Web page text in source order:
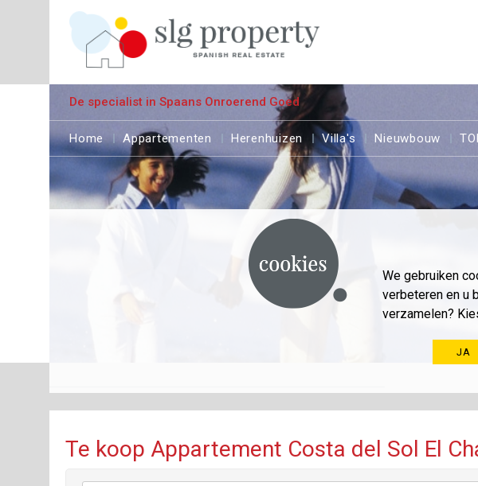
We gebruiken
verbeteren en u
verzamelen?
JA
De specialist in Spaans Onroerend Goed
Home Appartementen Herenhuizen Villa's Nieuwbouw
Te koop Appartement Costa del Sol El